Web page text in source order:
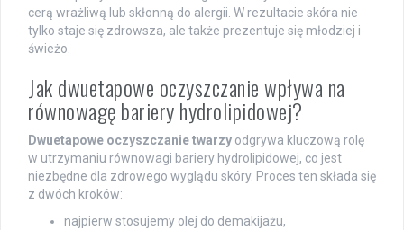
cerą wrażliwą lub skłonną do alergii. W rezultacie skóra nie
tylko staje się zdrowsza, ale także prezentuje się młodziej i
świeżo.
Jak dwuetapowe oczyszczanie wpływa na
równowagę bariery hydrolipidowej?
Dwuetapowe oczyszczanie twarzy odgrywa kluczową rolę
w utrzymaniu równowagi bariery hydrolipidowej, co jest
niezbędne dla zdrowego wyglądu skóry. Proces ten składa się
z dwóch kroków:
najpierw stosujemy olej do demakijażu,